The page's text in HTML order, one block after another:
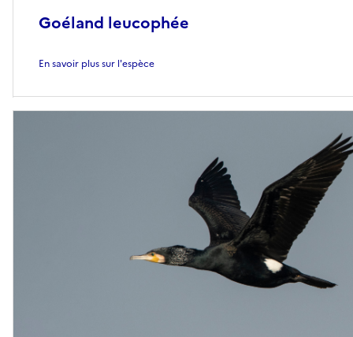
Goéland leucophée
En savoir plus sur l'espèce